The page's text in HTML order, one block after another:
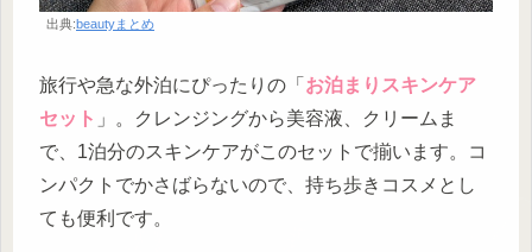
出典:beautyまとめ
旅行や急な外泊にぴったりの「 お泊まりスキンケア
セット 」。クレンジングから美容液、クリームま
で、1泊分のスキンケアがこのセットで揃います。コ
ンパクトでかさばらないので、持ち歩きコスメとし
ても便利です。